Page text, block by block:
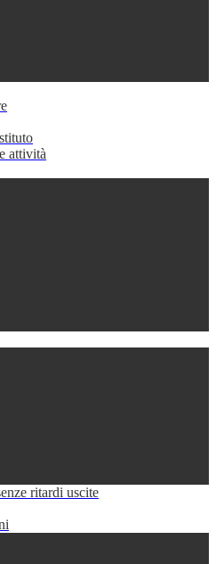
attività
ritardi uscite